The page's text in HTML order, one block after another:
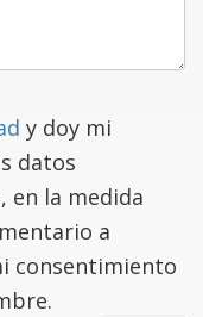
y doy mi
datos
en la medida
a
consentimiento